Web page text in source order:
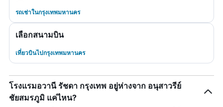
รถเช่าในกรุงเทพมหานคร
เลือกสนามบิน
เที่ยวบินไปกรุงเทพมหานคร
โรงแรมอวานี รัชดา กรุงเทพ อยู่ห่างจาก อนุสาวรีย์
ชัยสมรภูมิ แค่ไหน?